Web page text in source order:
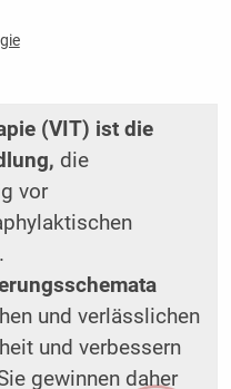
(VIT) ist die
die
vor
und verlässlichen
und verbessern
gewinnen daher